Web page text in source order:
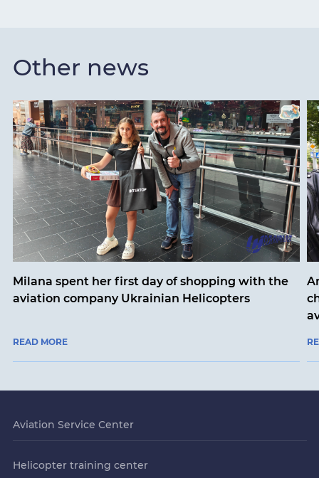
Other news
Milana spent her first day of shopping with the
aviation company Ukrainian Helicopters
READ MORE
Aviation Service Center
Helicopter training center